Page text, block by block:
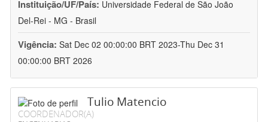
Instituição/UF/País: Universidade Federal de São João
Del-Rei - MG - Brasil
Vigência: Sat Dec 02 00:00:00 BRT 2023-Thu Dec 31
00:00:00 BRT 2026
Tulio Matencio
COORDENADOR(A)